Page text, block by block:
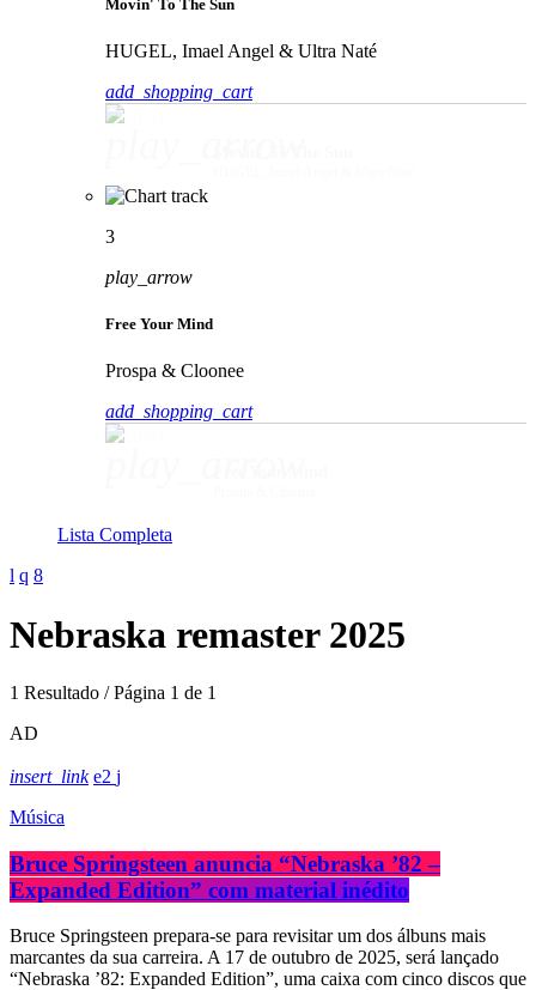
Movin' To The Sun
HUGEL, Imael Angel & Ultra Naté
add_shopping_cart
3
play_arrow
Free Your Mind
Prospa & Cloonee
add_shopping_cart
Lista Completa
Nebraska remaster 2025
1 Resultado / Página 1 de 1
AD
insert_link
2
Música
Bruce Springsteen anuncia “Nebraska ’82 –
Expanded Edition” com material inédito
Bruce Springsteen prepara-se para revisitar um dos álbuns mais
marcantes da sua carreira. A 17 de outubro de 2025, será lançado
“Nebraska ’82: Expanded Edition”, uma caixa com cinco discos que